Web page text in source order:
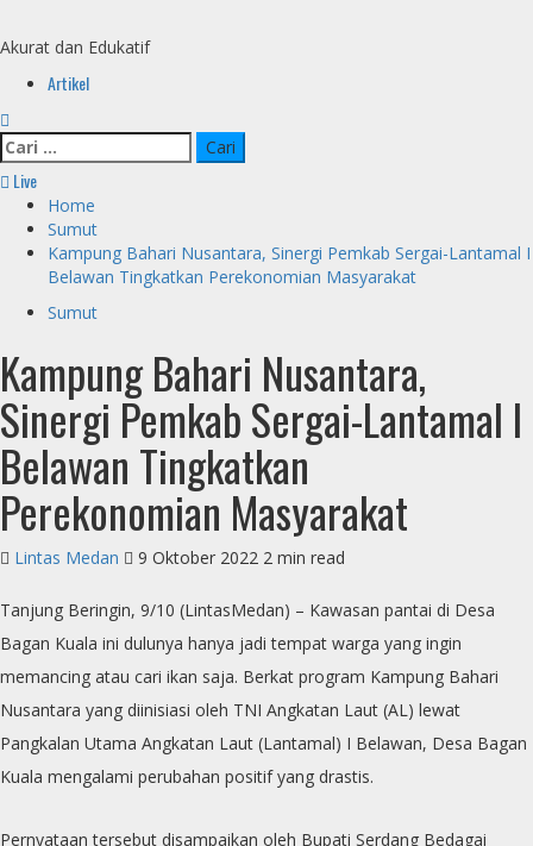
content
Akurat dan Edukatif
PrimaryArtikel
Cari
untuk:
Live
Home
Sumut
Kampung Bahari Nusantara, Sinergi Pemkab Sergai-Lantamal I
Belawan Tingkatkan Perekonomian Masyarakat
Sumut
Kampung Bahari Nusantara,
Sinergi Pemkab Sergai-Lantamal I
Belawan Tingkatkan
Perekonomian Masyarakat
Lintas Medan 9 Oktober 2022 2 min read
Tanjung Beringin, 9/10 (LintasMedan) – Kawasan pantai di Desa
Bagan Kuala ini dulunya hanya jadi tempat warga yang ingin
memancing atau cari ikan saja. Berkat program Kampung Bahari
Nusantara yang diinisiasi oleh TNI Angkatan Laut (AL) lewat
Pangkalan Utama Angkatan Laut (Lantamal) I Belawan, Desa Bagan
Kuala mengalami perubahan positif yang drastis.
Pernyataan tersebut disampaikan oleh Bupati Serdang Bedagai